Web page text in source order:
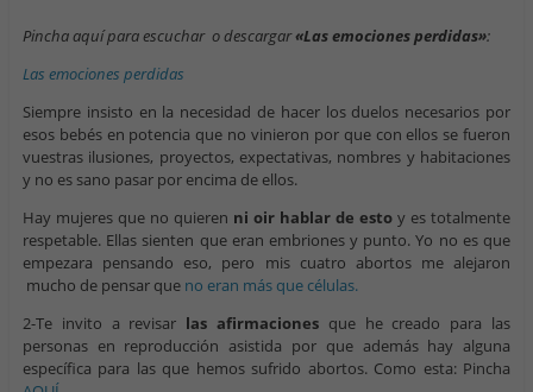
Pincha aquí para escuchar o descargar«Las emociones perdidas»:
Las emociones perdidas
Siempre insisto en la necesidad de hacer los duelos necesarios por
esos bebés en potencia que no vinieron por que con ellos se fueron
vuestras ilusiones, proyectos, expectativas, nombres y habitaciones
y no es sano pasar por encima de ellos.
Hay mujeres que no quieren ni oir hablar de esto y es totalmente
respetable. Ellas sienten que eran embriones y punto. Yo no es que
empezara pensando eso, pero mis cuatro abortos me alejaron
mucho de pensar que no eran más que células.
2-Te invito a revisar las afirmaciones que he creado para las
personas en reproducción asistida por que además hay alguna
específica para las que hemos sufrido abortos. Como esta: Pincha